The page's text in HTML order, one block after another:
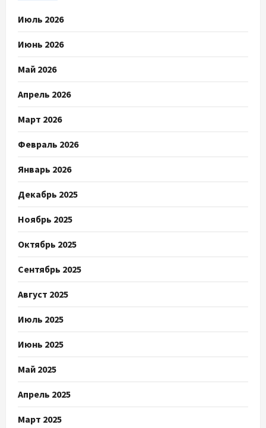
Июль 2026
Июнь 2026
Май 2026
Апрель 2026
Март 2026
Февраль 2026
Январь 2026
Декабрь 2025
Ноябрь 2025
Октябрь 2025
Сентябрь 2025
Август 2025
Июль 2025
Июнь 2025
Май 2025
Апрель 2025
Март 2025